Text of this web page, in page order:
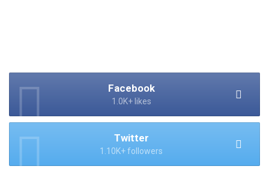
Facebook
1.0K+ likes
Twitter
1.10K+ followers